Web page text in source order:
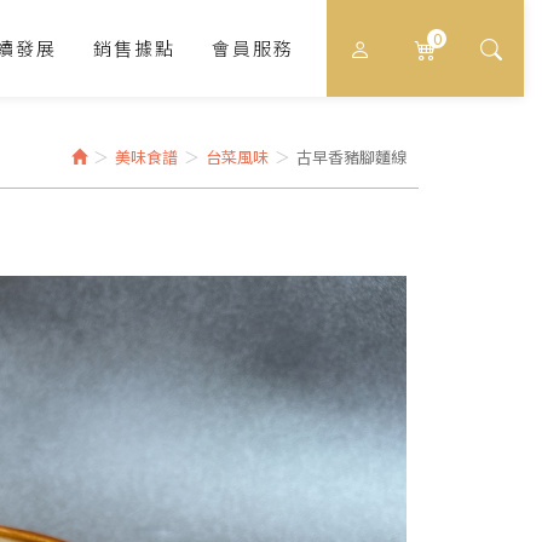
發展 銷售據點 會員服務 0
美味食譜 台菜風味 古早香豬腳麵線